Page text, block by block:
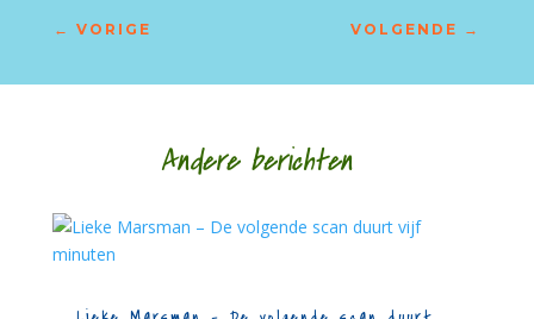
← VORIGE VOLGENDE →
Andere berichten